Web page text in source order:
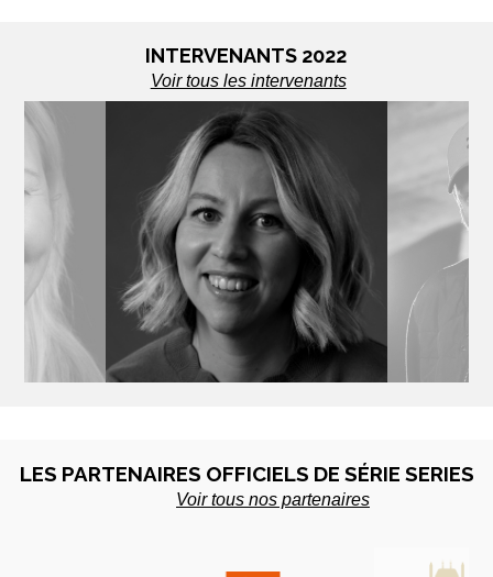
INTERVENANTS 2022
Voir tous les intervenants
LES PARTENAIRES OFFICIELS DE SÉRIE SERIES
Voir tous nos partenaires